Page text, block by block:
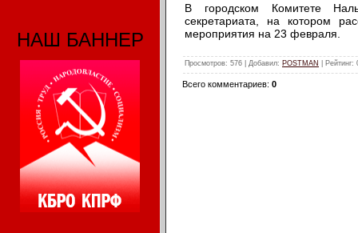
НАШ БАННЕР
В городском Комитете
секретариата, на котором
мероприятия на 23 февраля.
Просмотров: 576 | Добавил: POSTMAN Рейтинг:
Всего комментариев: 0